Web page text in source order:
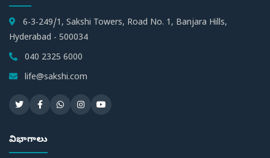
6-3-249/1, Sakshi Towers, Road No. 1, Banjara Hills,
Hyderabad - 500034
040 2325 6000
life@sakshi.com
విభాగాలు